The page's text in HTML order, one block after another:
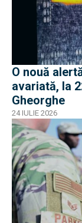
O nouă
avariată, la
Gheorghe
24 IULIE 2026